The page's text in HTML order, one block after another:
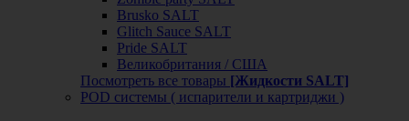
Brusko SALT
Glitch Sauce SALT
Pride SALT
Великобритания / США
Посмотреть все товары [Жидкости SALT]
POD системы ( испарители и картриджи )